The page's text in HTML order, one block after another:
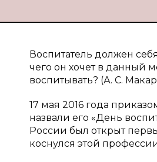
Воспитатель должен
чего он хочет в данный
воспитывать? (А. С.
17 мая 2016 года
назвали его «День
России был открыт
коснулся этой